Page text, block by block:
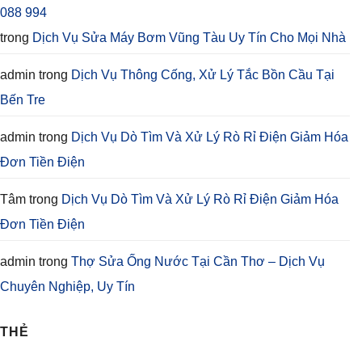
088 994
trong Dịch Vụ Sửa Máy Bơm Vũng Tàu Uy Tín Cho Mọi Nhà
admin trong Dịch Vụ Thông Cống, Xử Lý Tắc Bồn Cầu Tại
Bến Tre
admin trong Dịch Vụ Dò Tìm Và Xử Lý Rò Rỉ Điện Giảm Hóa
Đơn Tiền Điện
Tâm trong Dịch Vụ Dò Tìm Và Xử Lý Rò Rỉ Điện Giảm Hóa
Đơn Tiền Điện
admin trong Thợ Sửa Ống Nước Tại Cần Thơ – Dịch Vụ
Chuyên Nghiệp, Uy Tín
THẺ